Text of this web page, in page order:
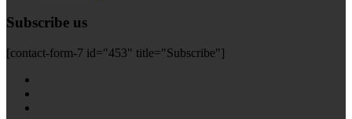
Subscribe us
[contact-form-7 id="453" title="Subscribe"]